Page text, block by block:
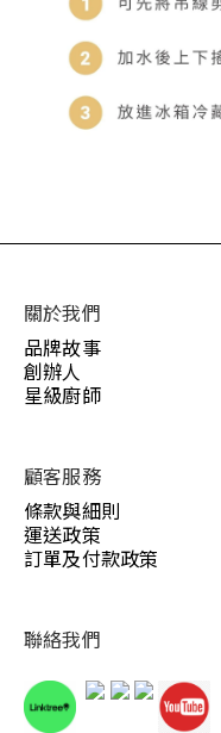
關於我們
品牌故事
創辦人
星級廚師
顧客服務
條款與細則
運送政策
訂單及付款政策
聯絡我們